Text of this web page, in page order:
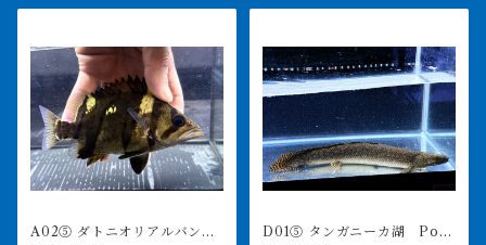
A02⑤ ダトニオリアルバン
D01⑤ タンガニーカ湖 Po.